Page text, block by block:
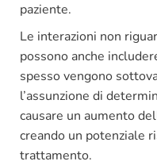
paziente.
Le interazioni non
possono anche
spesso vengono
l’assunzione di
causare un aumento
creando un potenziale
trattamento.